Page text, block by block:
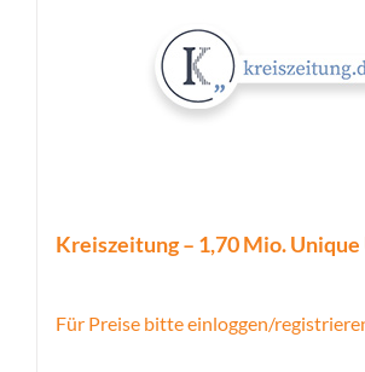
Kreiszeitung – 1,70 Mio. Unique
Für Preise bitte einloggen/